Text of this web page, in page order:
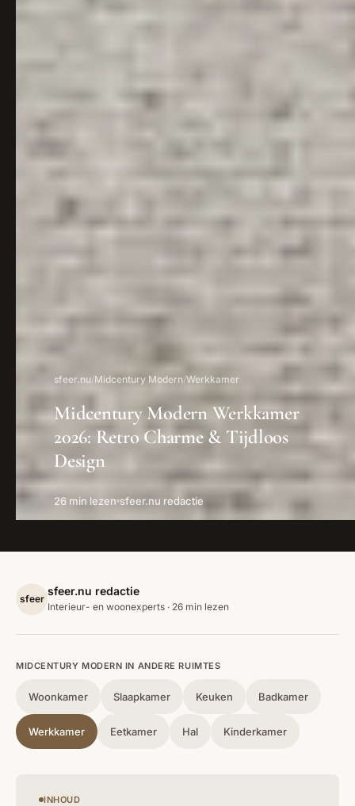
sfeer.nu/Midcentury Modern/Werkkamer
Midcentury Modern Werkkamer
2026: Retro Charme & Tijdloos
Design
26 min lezen sfeer.nu redactie
sfeer
sfeer.nu redactie
Interieur- en woonexperts · 26 min lezen
MIDCENTURY MODERN IN ANDERE RUIMTES
Woonkamer Slaapkamer Keuken Badkamer
Werkkamer Eetkamer Hal Kinderkamer
INHOUD